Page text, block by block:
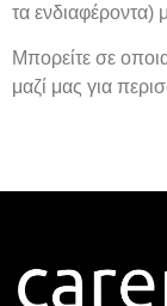
τα ενδιαφέροντα)
Μπορείτε σε
μαζί μας για